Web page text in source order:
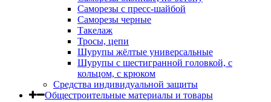
Саморезы с пресс-шайбой
Саморезы черные
Такелаж
Тросы, цепи
Шурупы жёлтые универсальные
Шурупы с шестигранной головкой, с
кольцом, с крюком
Средства индивидуальной защиты
Общестроительные материалы и товары